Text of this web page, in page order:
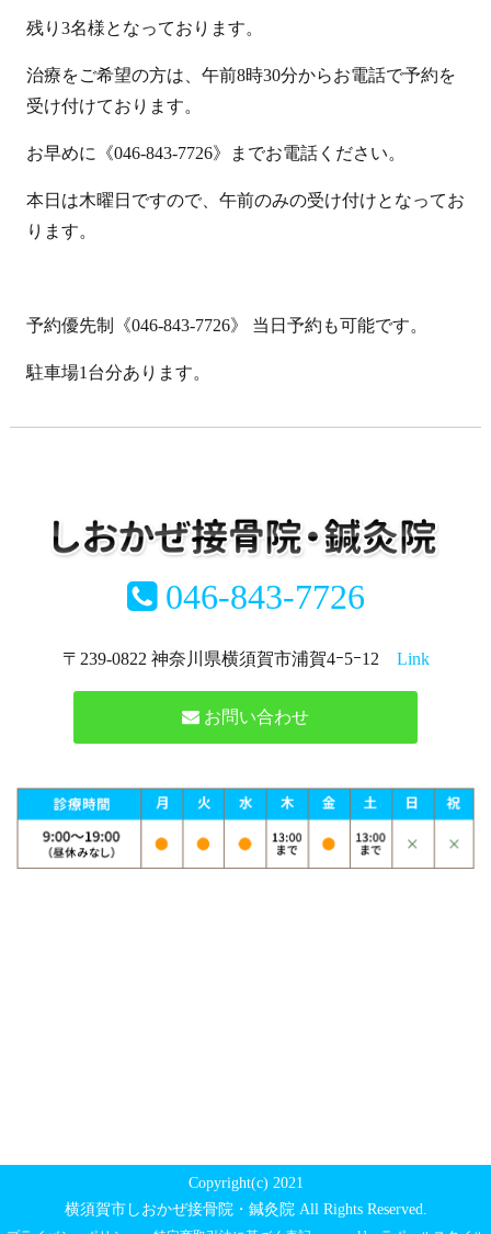
残り3名様となっております。
治療をご希望の方は、午前8時30分からお電話で予約を
受け付けております。
お早めに《046-843-7726》までお電話ください。
本日は木曜日ですので、午前のみの受け付けとなってお
ります。
予約優先制《046-843-7726》 当日予約も可能です。
駐車場1台分あります。
046-843-7726
〒239-0822 神奈川県横須賀市浦賀4ｰ5ｰ12 Link
お問い合わせ
Copyright(c) 2021
横須賀市しおかぜ接骨院・鍼灸院 All Rights Reserved.